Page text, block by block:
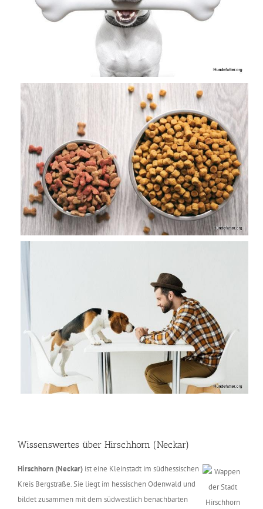
Wissenswertes über Hirschhorn (Neckar)
Hirschhorn (Neckar) ist eine Kleinstadt im südhessischen
Kreis Bergstraße. Sie liegt im hessischen Odenwald und
bildet zusammen mit dem südwestlich benachbarten